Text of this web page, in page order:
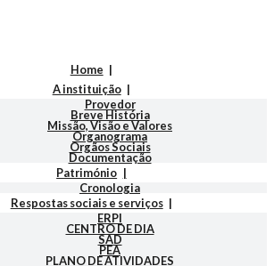
Home
A instituição
Provedor
Breve História
Missão, Visão e Valores
Organograma
Orgãos Sociais
Documentação
Património
Cronologia
Respostas sociais e serviços
ERPI
CENTRO DE DIA
SAD
PEA
PLANO DE ATIVIDADES